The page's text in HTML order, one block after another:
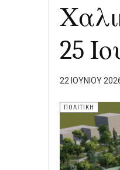
25
22 ΙΟΥΝΊΟΥ
ΠΟΛΙΤΙΚΗ